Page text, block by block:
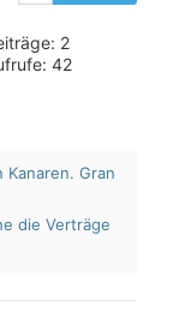
2
42
Gran
die Verträge